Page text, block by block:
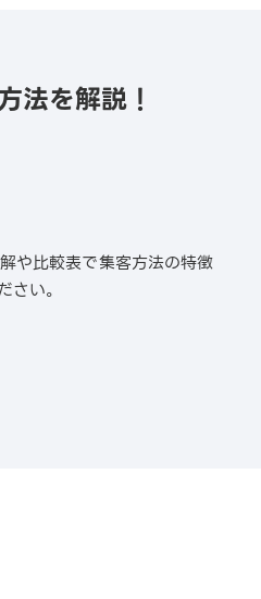
法を解説！
や比較表で集客方法の特徴
い。